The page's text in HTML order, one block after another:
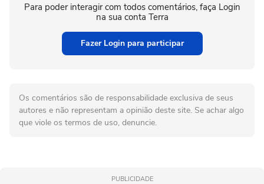
Para poder interagir com todos comentários, faça Login
na sua conta Terra
Fazer Login para participar
Os comentários são de responsabilidade exclusiva de seus
autores e não representam a opinião deste site. Se achar algo
que viole os termos de uso, denuncie.
PUBLICIDADE